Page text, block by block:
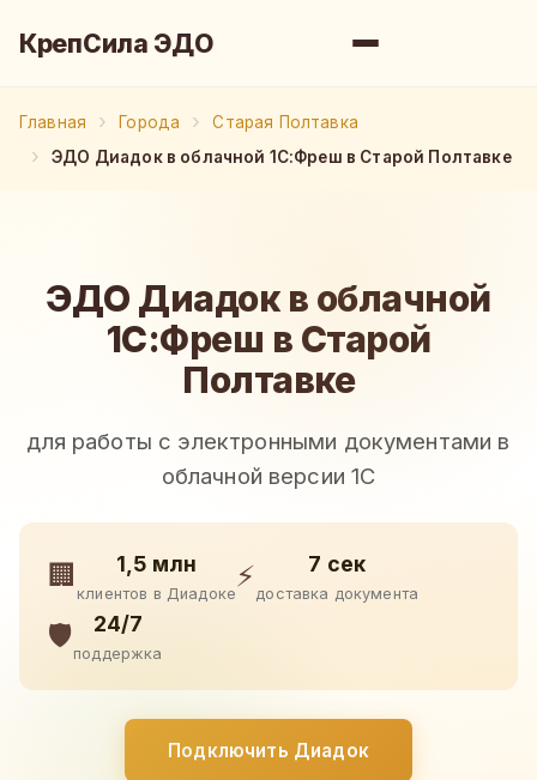
КрепСила ЭДО
Главная Города
Старая Полтавка
ЭДО Диадок в облачной 1С:Фреш в Старой Полтавке
ЭДО Диадок в облачной
1С:Фреш в Старой
Полтавке
для работы с электронными документами в
облачной версии 1С
🏢 1,5 млн
клиентов в Диадоке
⚡ 7 сек
доставка документа
🛡️ 24/7
поддержка
Подключить Диадок